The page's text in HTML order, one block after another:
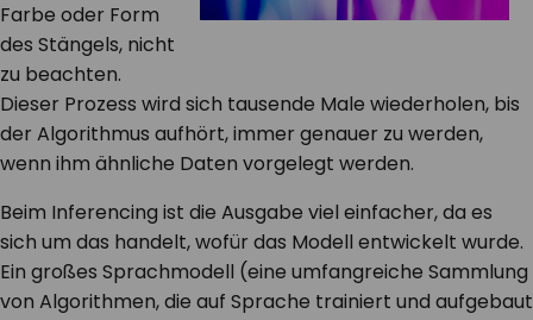
Farbe oder Form
des Stängels, nicht
zu beachten.
Dieser Prozess wird sich tausende Male wiederholen, bis
der Algorithmus aufhört, immer genauer zu werden,
wenn ihm ähnliche Daten vorgelegt werden.
Beim Inferencing ist die Ausgabe viel einfacher, da es
sich um das handelt, wofür das Modell entwickelt wurde.
Ein großes Sprachmodell (eine umfangreiche Sammlung
von Algorithmen, die auf Sprache trainiert und aufgebaut